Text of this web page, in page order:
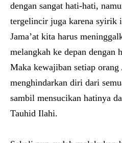
dengan sangat hati-hati,
tergelincir juga karena syirik
Jama’at kita harus
melangkah ke depan dengan
Maka kewajiban setiap orang
menghindarkan diri dari
sambil mensucikan hatinya
Tauhid Ilahi.